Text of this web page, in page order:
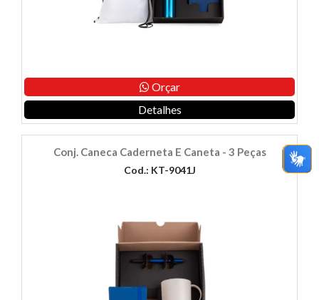
Orçar
Detalhes
Conj. Caneca Caderneta E Caneta - 3 Peças
Cod.: KT-9041J